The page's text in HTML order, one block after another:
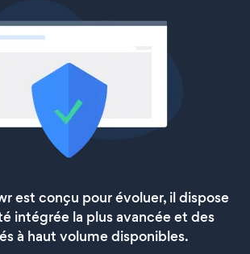
est conçu pour évoluer, il dispose
intégrée la plus avancée et des
à haut volume disponibles.